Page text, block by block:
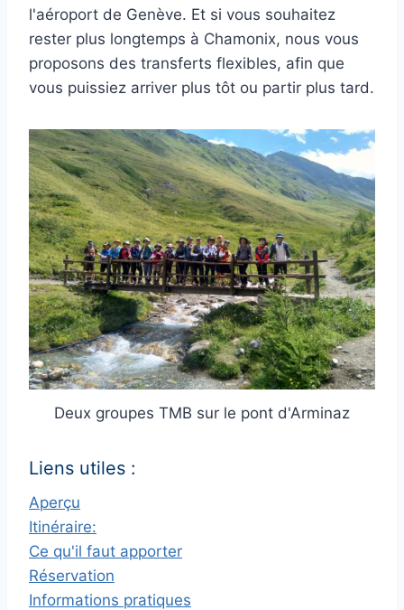
l'aéroport de Genève. Et si vous souhaitez
rester plus longtemps à Chamonix, nous vous
proposons des transferts flexibles, afin que
vous puissiez arriver plus tôt ou partir plus tard.
Deux groupes TMB sur le pont d'Arminaz
Liens utiles :
Aperçu
Itinéraire:
Ce qu'il faut apporter
Réservation
Informations pratiques